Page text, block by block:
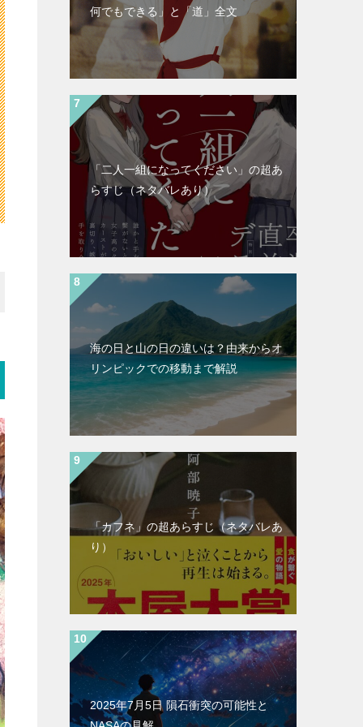
何でもできる」と「道」全文
「二人一組になってください」の超あ
らすじ（ネタバレあり）
海の日と山の日の違いは？由来からオ
リンピックでの移動まで解説
「カフネ」の超あらすじ（ネタバレあ
り）
2025年7月5日 隕石衝突の可能性と